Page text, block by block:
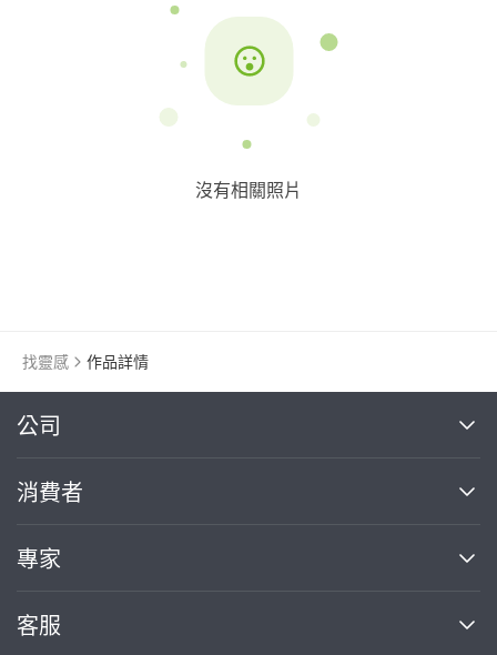
沒有相關照片
找靈感 作品詳情
公司
關於我們
部落格
加入我們
消費者
買服務
熱門服務
專家
案件中心
客服
繼續完成